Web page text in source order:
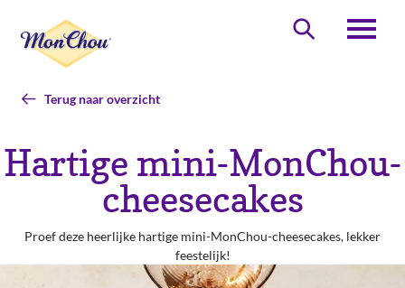
naar
gaan
Zoeken
Terug naar overzicht
Hartige mini-MonChou-
cheesecakes
Proef deze heerlijke hartige mini-MonChou-cheesecakes, lekker
feestelijk!